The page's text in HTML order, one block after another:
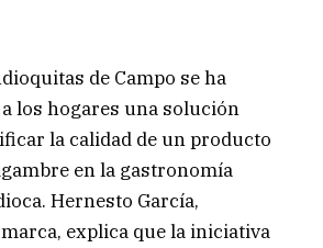
de Campo se ha
los hogares una solución
la calidad de un producto
en la gastronomía
Hernesto García,
explica que la iniciativa